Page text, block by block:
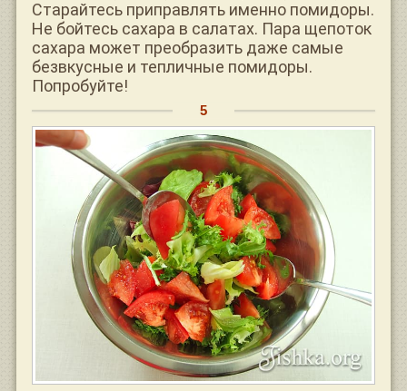
Старайтесь приправлять именно помидоры.
Не бойтесь сахара в салатах. Пара щепоток
сахара может преобразить даже самые
безвкусные и тепличные помидоры.
Попробуйте!